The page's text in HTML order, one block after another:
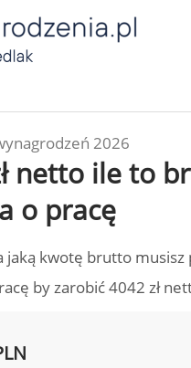
2026
netto ile to
o pracę
jaką kwotę brutto musisz
by zarobić 4042 zł